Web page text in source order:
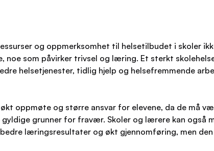
og oppmerksomhet til helsetilbudet i skoler
noe som påvirker trivsel og læring. Et sterkt
helsetjenester, tidlig hjelp og helsefremmende
oppmøte og større ansvar for elevene, da de må
grunner for fravær. Skoler og lærere kan også
læringsresultater og økt gjennomføring, men